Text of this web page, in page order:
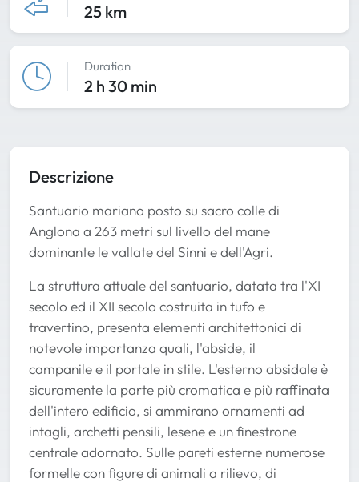
25 km
Duration
2 h 30 min
Descrizione
Santuario mariano posto su sacro colle di
Anglona a 263 metri sul livello del mane
dominante le vallate del Sinni e dell'Agri.
La struttura attuale del santuario, datata tra l'XI
secolo ed il XII secolo costruita in tufo e
travertino, presenta elementi architettonici di
notevole importanza quali, l'abside, il
campanile e il portale in stile. L'esterno absidale è
sicuramente la parte più cromatica e più raffinata
dell'intero edificio, si ammirano ornamenti ad
intagli, archetti pensili, lesene e un finestrone
centrale adornato. Sulle pareti esterne numerose
formelle con figure di animali a rilievo, di